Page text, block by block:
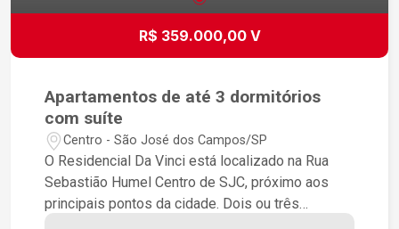
R$ 359.000,00 V
Apartamentos de até 3 dormitórios
com suíte
Centro - São José dos Campos/SP
O Residencial Da Vinci está localizado na Rua
Sebastião Humel Centro de SJC, próximo aos
principais pontos da cidade. Dois ou três